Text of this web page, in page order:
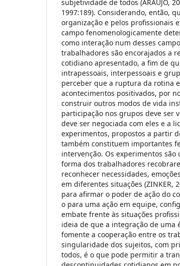
subjetividade de todos (ARAÚJO,
1997:189). Considerando, então,
organização e pelos profissionais
campo fenomenologicamente
como interação num desses
trabalhadores são encorajados a
cotidiano apresentado, a fim de
intrapessoais, interpessoais e
perceber que a ruptura da rotina
acontecimentos positivados, por
construir outros modos de vida
participação nos grupos deve ser
deve ser negociada com eles e a
experimentos, propostos a partir
também constituem importantes
intervenção. Os experimentos
forma dos trabalhadores
reconhecer necessidades,
em diferentes situações (ZINKER,
para afirmar o poder de ação do
o para uma ação em equipe,
embate frente às situações
ideia de que a integração de
fomente a cooperação entre os
singularidade dos sujeitos, com
todos, é o que pode permitir a